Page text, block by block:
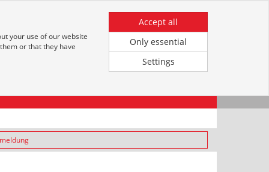
Anmeldung für Kunden
your use of our website
or that they have
Accept all
Only essential
Settings